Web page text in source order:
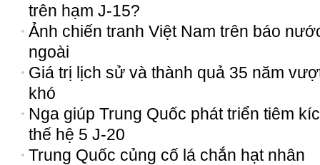
trên hạm J-15?
Ảnh chiến tranh Việt Nam trên báo
ngoài
Giá trị lịch sử và thành quả 35 năm
khó
Nga giúp Trung Quốc phát triển tiêm
thế hệ 5 J-20
Trung Quốc củng cố lá chắn hạt nhân